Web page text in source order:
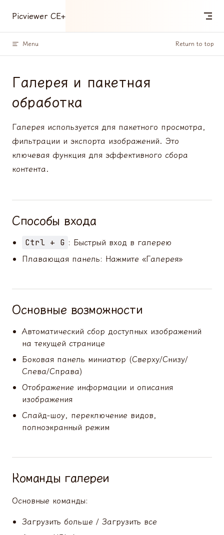
Skip to content
Picviewer CE+
Menu Return to top
Галерея и пакетная
обработка
Галерея используется для пакетного просмотра,
фильтрации и экспорта изображений. Это
ключевая функция для эффективного сбора
контента.
Способы входа
Ctrl + G : Быстрый вход в галерею
Плавающая панель: Нажмите «Галерея»
Основные возможности
Автоматический сбор доступных изображений
на текущей странице
Боковая панель миниатюр (Сверху/Снизу/
Слева/Справа)
Отображение информации и описания
изображения
Слайд-шоу, переключение видов,
полноэкранный режим
Команды галереи
Основные команды:
Загрузить больше / Загрузить все